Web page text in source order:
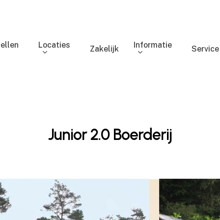
Locaties Zakelijk Informatie Service
Junior 2.0 Boerderij